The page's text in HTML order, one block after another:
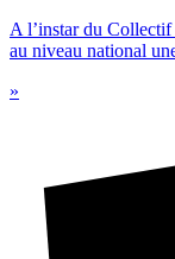
A l’instar du
au niveau national
»